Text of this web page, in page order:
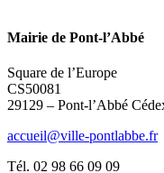
Mairie de Pont-l’Abbé
Square de l’Europe
CS50081
29129 – Pont-l’Abbé
accueil@ville-pontlabbe.fr
Tél. 02 98 66 09 09